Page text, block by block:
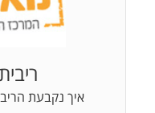
איך נקבעת